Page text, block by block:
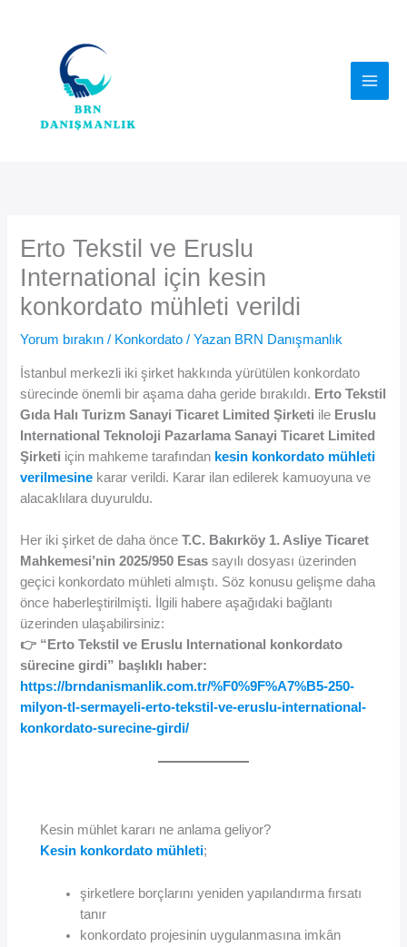
Erto Tekstil ve Eruslu
International için kesin
konkordato mühleti verildi
Yorum bırakın / Konkordato / Yazan BRN Danışmanlık
İstanbul merkezli iki şirket hakkında yürütülen konkordato
sürecinde önemli bir aşama daha geride bırakıldı. Erto Tekstil
Gıda Halı Turizm Sanayi Ticaret Limited Şirketi ile Eruslu
International Teknoloji Pazarlama Sanayi Ticaret Limited
Şirketi için mahkeme tarafından kesin konkordato mühleti
verilmesine karar verildi. Karar ilan edilerek kamuoyuna ve
alacaklılara duyuruldu.
Her iki şirket de daha önceT.C. Bakırköy 1. Asliye Ticaret
Mahkemesi’nin 2025/950 Esas sayılı dosyası üzerinden
geçici konkordato mühleti almıştı. Söz konusu gelişme daha
önce haberleştirilmişti. İlgili habere aşağıdaki bağlantı
üzerinden ulaşabilirsiniz:
👉 “Erto Tekstil ve Eruslu International konkordato
sürecine girdi” başlıklı haber:
https://brndanismanlik.com.tr/%F0%9F%A7%B5-250-
milyon-tl-sermayeli-erto-tekstil-ve-eruslu-international-
konkordato-surecine-girdi/
Kesin mühlet kararı ne anlama geliyor?
Kesin konkordato mühleti;
şirketlere borçlarını yeniden yapılandırma fırsatı
tanır
konkordato projesinin uygulanmasına imkân